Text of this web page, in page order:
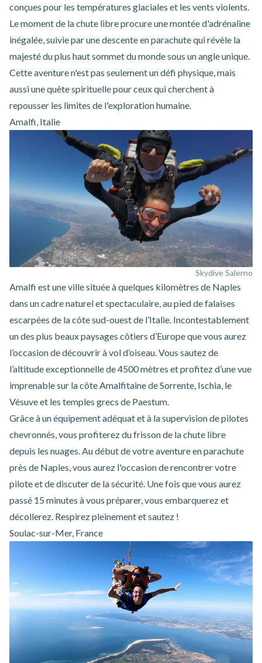
conçues pour les températures glaciales et les vents violents.
Le moment de la chute libre procure une montée d'adrénaline
inégalée, suivie par une descente en parachute qui révèle la
majesté du plus haut sommet du monde sous un angle unique.
Cette aventure n'est pas seulement un défi physique, mais
aussi une quête spirituelle pour ceux qui cherchent à
repousser les limites de l'exploration humaine.
Amalfi, Italie
Skydive Salerno
Amalfi est une ville située à quelques kilomètres de Naples
dans un cadre naturel et spectaculaire, au pied de falaises
escarpées de la côte sud-ouest de l’Italie. Incontestablement
un des plus beaux paysages côtiers d’Europe que vous aurez
l’occasion de découvrir à vol d’oiseau. Vous sautez de
l’altitude exceptionnelle de 4500 mètres et profitez d’une vue
imprenable sur la côte Amalfitaine de Sorrente, Ischia, le
Vésuve et les temples grecs de Paestum.
Grâce à un équipement adéquat et à la supervision de pilotes
chevronnés, vous profiterez du frisson de la chute libre
depuis les nuages. Au début de votre aventure enparachute
près de Naples, vous aurez l'occasion de rencontrer votre
pilote et de discuter de la sécurité. Une fois que vous aurez
passé 15 minutes à vous préparer, vous embarquerez et
décollerez. Respirez pleinement et sautez !
Soulac-sur-Mer, France